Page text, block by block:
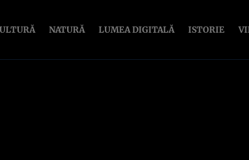
NATURĂ LUMEA DIGITALĂ ISTORIE